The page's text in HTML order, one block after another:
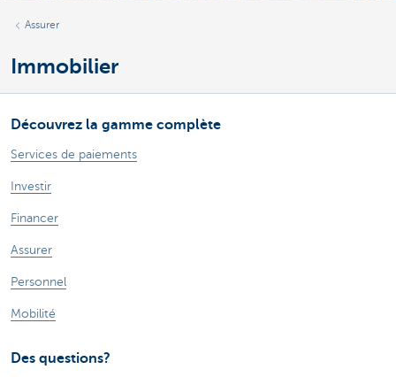
Assurer
Immobilier
Découvrez la gamme complète
Services de paiements
Investir
Financer
Assurer
Personnel
Mobilité
Des questions?